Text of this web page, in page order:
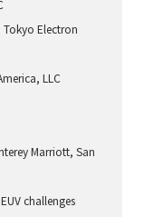
Tokyo Electron
LLC
Marriott, San
challenges